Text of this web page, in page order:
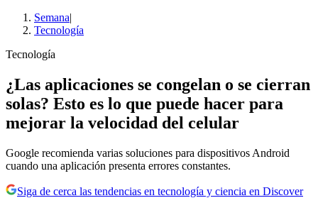
Semana|
Tecnología
Tecnología
¿Las aplicaciones se congelan o se cierran
solas? Esto es lo que puede hacer para
mejorar la velocidad del celular
Google recomienda varias soluciones para dispositivos Android
cuando una aplicación presenta errores constantes.
Siga de cerca las tendencias en tecnología y ciencia en Discover